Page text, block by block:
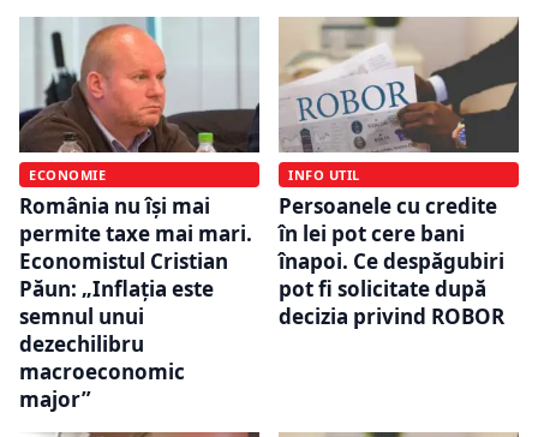
ECONOMIE
România nu își mai
permite taxe mai mari.
Economistul Cristian
Păun: „Inflația este
semnul unui
dezechilibru
macroeconomic
major”
INFO UTIL
Persoanele cu credite
în lei pot cere bani
înapoi. Ce despăgubiri
pot fi solicitate după
decizia privind ROBOR